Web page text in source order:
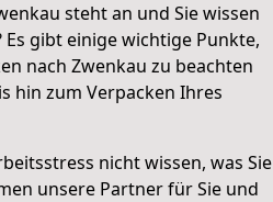
steht an und Sie wissen
gibt einige wichtige Punkte,
nach Zwenkau zu beachten
hin zum Verpacken Ihres
nicht wissen, was Sie
unsere Partner für Sie und